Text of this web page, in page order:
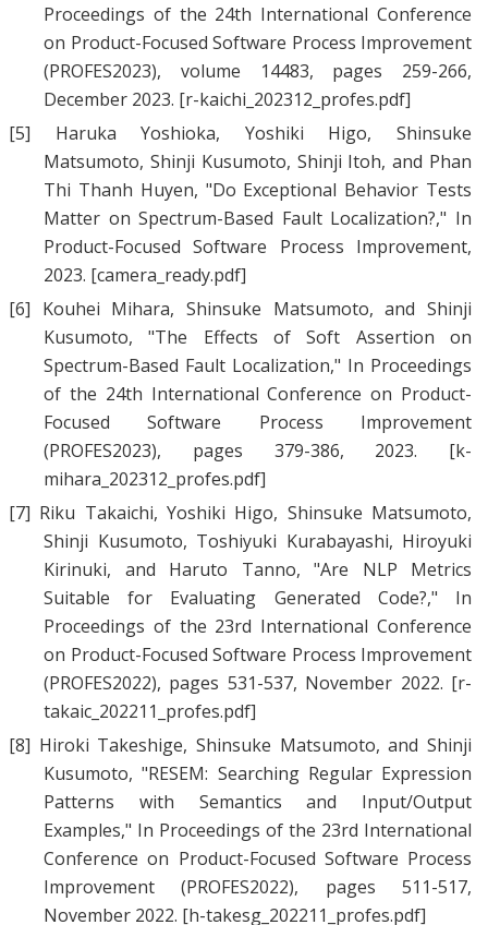
Proceedings of the 24th International Conference
on Product-Focused Software Process Improvement
(PROFES2023), volume 14483, pages 259-266,
December 2023. [r-kaichi_202312_profes.pdf]
[5]
Haruka Yoshioka, Yoshiki Higo,Shinsuke
Matsumoto, Shinji Kusumoto, Shinji Itoh, and Phan
Thi Thanh Huyen, "Do Exceptional Behavior Tests
Matter on Spectrum-Based Fault Localization?," In
Product-Focused Software Process Improvement,
2023. [camera_ready.pdf]
[6] Kouhei Mihara,Shinsuke Matsumoto, andShinji
Kusumoto, "The Effects of Soft Assertion on
Spectrum-Based Fault Localization," In Proceedings
of the 24th International Conference on Product-
Focused Software Process Improvement
(PROFES2023), pages 379-386, 2023. [k-
mihara_202312_profes.pdf]
[7] Riku Takaichi,Yoshiki Higo, Shinsuke Matsumoto,
Shinji Kusumoto, Toshiyuki Kurabayashi, Hiroyuki
Kirinuki, and Haruto Tanno, "Are NLP Metrics
Suitable for Evaluating Generated Code?," In
Proceedings of the 23rd International Conference
on Product-Focused Software Process Improvement
(PROFES2022), pages 531-537, November 2022. [r-
takaic_202211_profes.pdf]
[8] Hiroki Takeshige,Shinsuke Matsumoto, andShinji
Kusumoto, "RESEM: Searching Regular Expression
Patterns with Semantics and Input/Output
Examples," In Proceedings of the 23rd International
Conference on Product-Focused Software Process
Improvement (PROFES2022), pages 511-517,
November 2022. [h-takesg_202211_profes.pdf]